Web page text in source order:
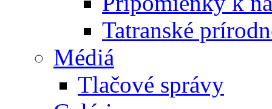
Tatranské
Médiá
Tlačové správy